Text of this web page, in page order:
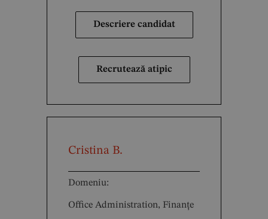
Descriere candidat
Recrutează atipic
Cristina B.
Domeniu:
Office Administration, Finanțe